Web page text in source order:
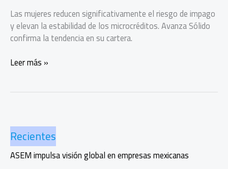
Las mujeres reducen significativamente el riesgo de impago
y elevan la estabilidad de los microcréditos. Avanza Sólido
confirma la tendencia en su cartera.
Mujeres
y
transforman
sus
comunidades
Leer más »
Recientes
ASEM impulsa visión global en empresas mexicanas